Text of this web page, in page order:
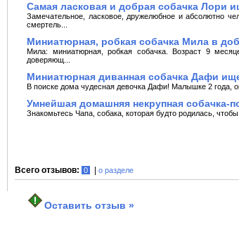
Самая ласковая и добрая собачка Лори
Замечательное, ласковое, дружелюбное и абсолютно
смертель...
Миниатюрная, робкая собачка Мила в
Мила: миниатюрная, робкая собачка. Возраст 9
доверяющ...
Миниатюрная диванная собачка Дафи
В поиске дома чудесная девочка Дафи! Малышке 2 года,
Умнейшая домашняя некрупная собачка-
Знакомьтесь Чапа, собака, которая будто родилась,
Всего отзывов: 0 | о разделе
Оставить отзыв »